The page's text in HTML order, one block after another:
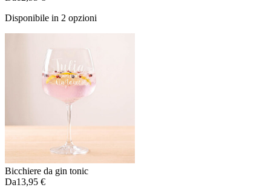
Disponibile in 2 opzioni
Bicchiere da gin tonic
Da13,95 €